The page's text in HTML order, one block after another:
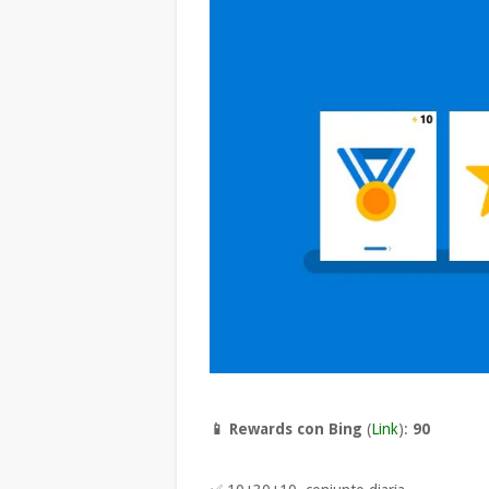
📱 Rewards con Bing (Link): 90